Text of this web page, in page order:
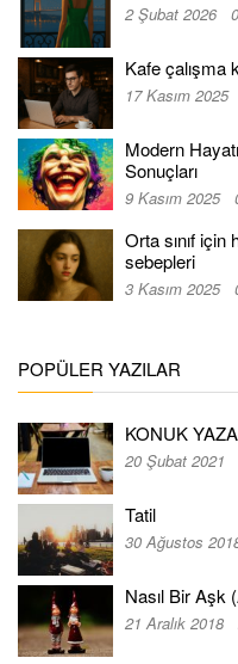
2 Şubat 2026 0
Kafe çalışma
17 Kasım 2025
Modern
Sonuçları
9 Kasım 2025
Orta sınıf için
sebepleri
3 Kasım 2025
POPÜLER YAZILAR
KONUK
20 Şubat 2021
Tatil
30 Ağustos
Nasıl Bir Aşk
21 Aralık 2018